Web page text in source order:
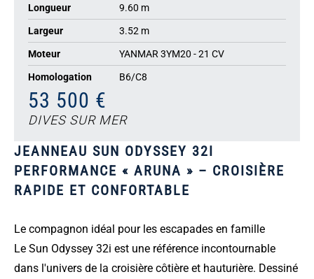
Longueur 9.60 m
Largeur 3.52 m
Moteur YANMAR 3YM20 - 21 CV
Homologation B6/C8
53 500 €
DIVES SUR MER
JEANNEAU SUN ODYSSEY 32I
PERFORMANCE « ARUNA » – CROISIÈRE
RAPIDE ET CONFORTABLE
Le compagnon idéal pour les escapades en famille
Le Sun Odyssey 32i est une référence incontournable
dans l'univers de la croisière côtière et hauturière. Dessiné